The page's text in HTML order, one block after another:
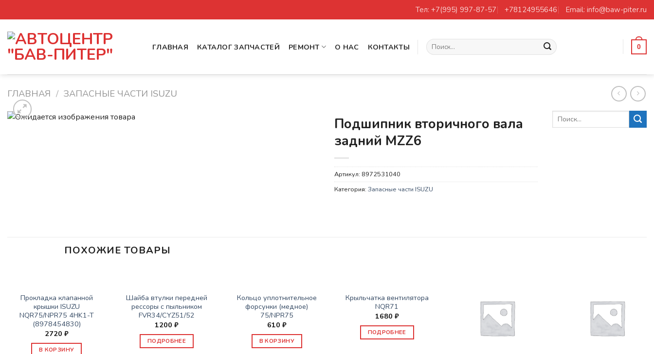
to
content
Тел: +7(995) 997-87-57 +78124955646 Email: info@baw-piter.ru
ГЛАВНАЯ КАТАЛОГ ЗАПЧАСТЕЙ РЕМОНТ О НАС КОНТАКТЫ Искать: 0
ГЛАВНАЯ / ЗАПАСНЫЕ ЧАСТИ ISUZU
Подшипник вторичного вала
задний MZZ6
Артикул: 8972531040
Категория: Запасные части ISUZU
ПОХОЖИЕ ТОВАРЫ
Прокладка клапанной
крышки ISUZU
NQR75/NPR75 4HK1-T
(8978454830)
2720 ₽
В КОРЗИНУ
Шайба втулки передней
рессоры с пыльником
FVR34/CYZ51/52
1200 ₽
ПОДРОБНЕЕ
Кольцо уплотнительное
форсунки (медное)
75/NPR75
610 ₽
В КОРЗИНУ
Крыльчатка вентилятора
NQR71
1680 ₽
ПОДРОБНЕЕ